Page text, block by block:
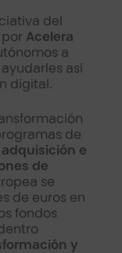
del
Acelera
a
así
digital.
de
adquisición e
de
se
de euros en
fondos
y